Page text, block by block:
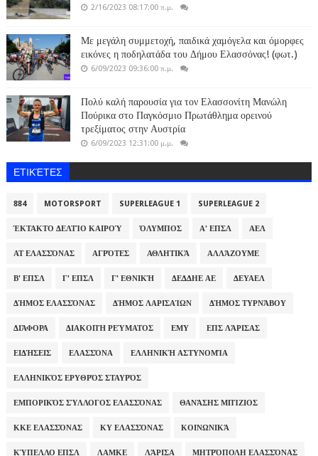
2/16/2023 08:17:00 π.μ.
Με μεγάλη συμμετοχή, παιδικά χαμόγελα και όμορφες
εικόνες η ποδηλατάδα του Δήμου Ελασσόνας! (φωτ.)
6/09/2023 09:36:00 π.μ.
Πολύ καλή παρουσία για τον Ελασσονίτη Μανώλη
Πούρικα στο Παγκόσμιο Πρωτάθλημα ορεινού
τρεξίματος στην Αυστρία
6/09/2023 12:31:00 μ.μ.
ΕΤΙΚΈΤΕΣ
884 MOTORSPORT SUPERLEAGUE 1 SUPERLEAGUE 2
ΈΚΤΑΚΤΟ ΔΕΛΤΊΟ ΚΑΙΡΟΎ ΌΛΥΜΠΟΣ Α' ΕΠΣΛ ΑΕΛ
ΑΤ ΕΛΑΣΣΌΝΑΣ ΑΓΡΌΤΕΣ ΑΘΛΗΤΙΚΆ ΑΛΛΆΖΟΥΜΕ
Β' ΕΠΣΛ Γ' ΕΠΣΛ Γ' ΕΘΝΙΚΉ ΔΕΔΔΗΕ ΑΕ ΔΕΥΑΕΛ
ΔΉΜΟΣ ΕΛΑΣΣΌΝΑΣ ΔΉΜΟΣ ΛΑΡΙΣΑΊΩΝ ΔΉΜΟΣ ΤΥΡΝΆΒΟΥ
ΔΙΆΦΟΡΑ ΔΙΑΚΟΠΉ ΡΕΎΜΑΤΟΣ ΕΜΥ ΕΠΣ ΛΆΡΙΣΑΣ
ΕΙΔΉΣΕΙΣ ΕΛΑΣΣΌΝΑ ΕΛΛΗΝΙΚΉ ΑΣΤΥΝΟΜΊΑ
ΕΛΛΗΝΙΚΌΣ ΕΡΥΘΡΌΣ ΣΤΑΥΡΌΣ
ΕΜΠΟΡΙΚΌΣ ΣΎΛΛΟΓΟΣ ΕΛΑΣΣΌΝΑΣ ΘΑΝΆΣΗΣ ΜΠΊΖΙΟΣ
ΚΚΕ ΕΛΑΣΣΌΝΑΣ ΚΥ ΕΛΑΣΣΌΝΑΣ ΚΟΙΝΩΝΙΚΆ
ΚΎΠΕΛΛΟ ΕΠΣΛ ΛΑΜΚΕ ΛΆΡΙΣΑ ΜΗΤΡΌΠΟΛΗ ΕΛΑΣΣΌΝΑΣ